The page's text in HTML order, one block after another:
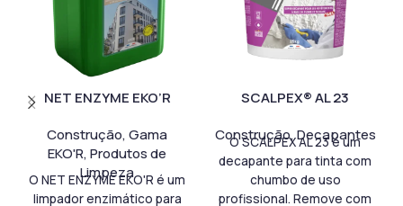
NET ENZYME EKO’R
Construção,Gama
EKO'R,Produtos de
Limpeza
O NET ENZYME EKO'R é um
limpador enzimático para
SCALPEX® AL 23
Construção,Decapantes
O SCALPEX AL 23 é um
decapante para tinta com
chumbo de uso
profissional. Remove com